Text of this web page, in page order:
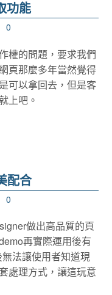
功能
0
權的問題，要求我們
頁那麼多年當然覺得
可以拿回去，但是客
上吧。
配合
0
做出高品質的頁
再實際運用後有
法讓使用者知道現
處理方式，讓這玩意